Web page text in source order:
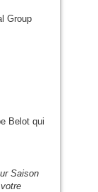
Group
Belot qui
Saison